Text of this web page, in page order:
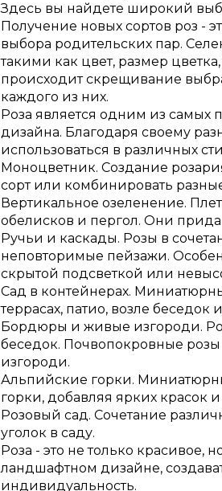
Здесь вы найдете широкий
Получение новых сортов роз -
выбора родительских пар.
такими как цвет, размер
происходит скрещивание
каждого из них.
Роза является одним из
дизайна. Благодаря своему
использоваться в различных
Моноцветник. Создание
сорт или комбинировать
Вертикальное озеленение.
обелисков и пергол. Они
Ручьи и каскады. Розы в
неповторимые пейзажи.
скрытой подсветкой или
Сад в контейнерах.
террасах, патио, возле беседок
Бордюры и живые изгороди.
беседок. Почвопокровные
изгороди.
Альпийские горки.
горки, добавляя ярких красок
Розовый сад. Сочетание
уголок в саду.
Роза - это не только
ландшафтном дизайне,
индивидуальность.